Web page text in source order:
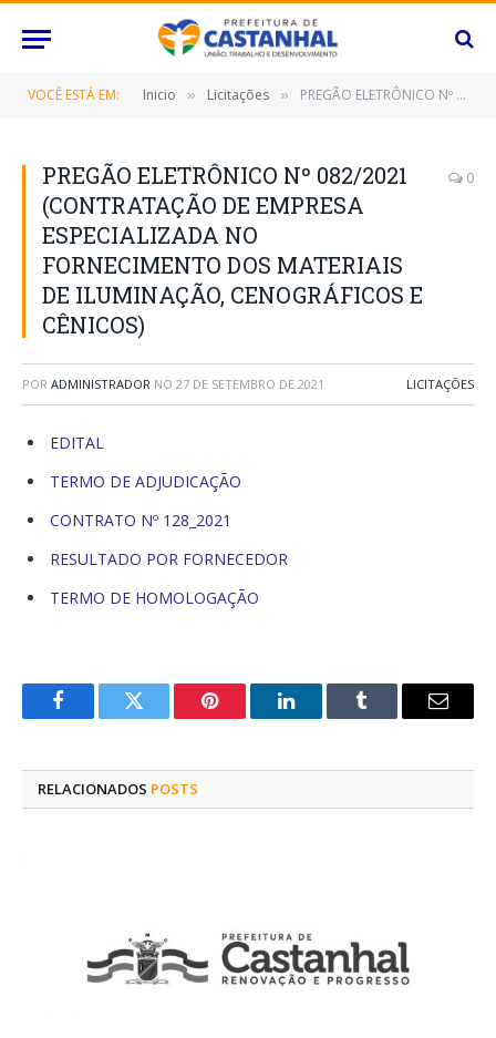
VOCÊ ESTÁ EM: Inicio » Licitações » PREGÃO ELETRÔNICO Nº 082/2021 (CONTRATAÇÃO DE EMPRESA ESPECIALIZADA NO FORNECIMENTO DOS MATERIAIS DE ILUMINAÇÃO, CENOGRÁFICOS E CÊNICOS)
PREGÃO ELETRÔNICO Nº 082/2021
(CONTRATAÇÃO DE EMPRESA
ESPECIALIZADA NO
FORNECIMENTO DOS MATERIAIS
DE ILUMINAÇÃO, CENOGRÁFICOS E
CÊNICOS)
0
POR ADMINISTRADOR NO 27 DE SETEMBRO DE 2021 LICITAÇÕES
EDITAL
TERMO DE ADJUDICAÇÃO
CONTRATO Nº 128_2021
RESULTADO POR FORNECEDOR
TERMO DE HOMOLOGAÇÃO
FacebookTwitter Pinterest O
Tumblr
E-
RELACIONADOS POSTS